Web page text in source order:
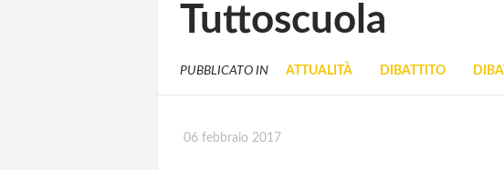
Tuttoscuola
PUBBLICATO IN ATTUALITÀ DIBATTITO
06 febbraio 2017